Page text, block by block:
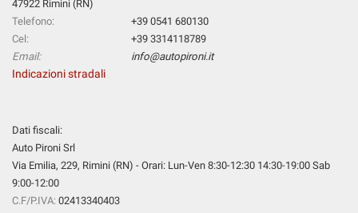
47922 Rimini (RN)
Telefono:
+39 0541 680130
Cel:
+39 3314118789
Email:
info@autopironi.it
Indicazioni stradali
Dati fiscali:
Auto Pironi Srl
Via Emilia, 229, Rimini (RN) - Orari: Lun-Ven 8:30-12:30 14:30-19:00 Sab
9:00-12:00
C.F/P.IVA: 02413340403
Cookie necessari
Cookie delle preferenze
Cookie analitici
Cookie di marketing